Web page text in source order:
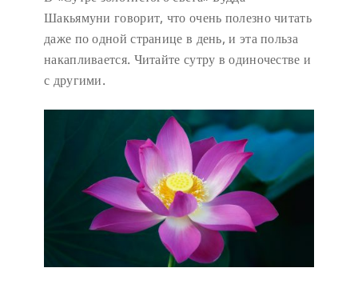
Шакьямуни говорит, что очень полезно читать
даже по одной странице в день, и эта польза
накапливается. Читайте сутру в одиночестве и
с другими.